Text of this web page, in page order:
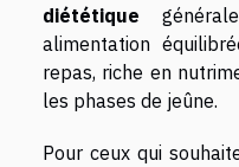
diététique
alimentation
repas, riche en
les phases de jeûne.
Pour ceux qui